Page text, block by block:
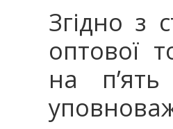
Згідно з
оптової
на